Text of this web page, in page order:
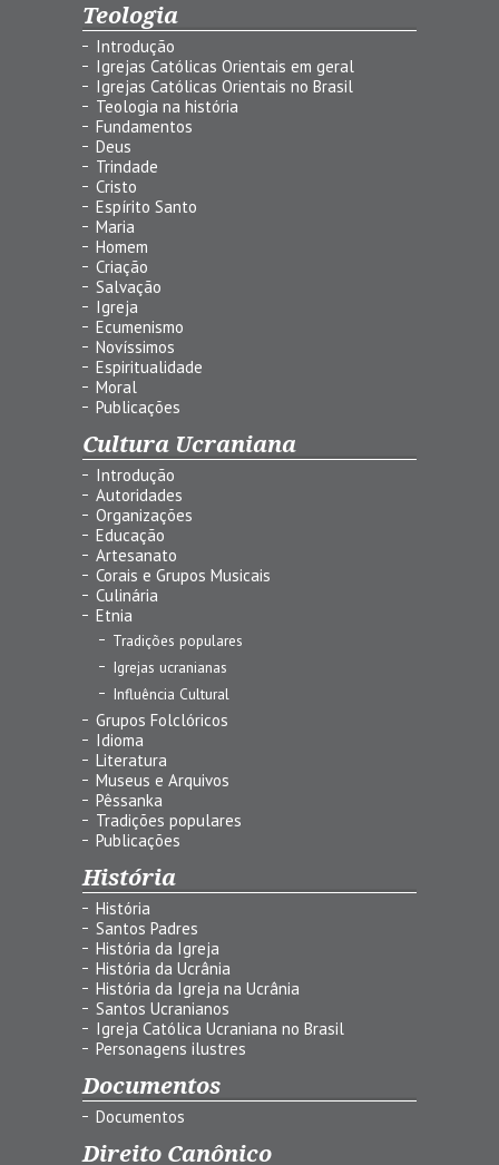
Teologia
Introdução
Igrejas Católicas Orientais em geral
Igrejas Católicas Orientais no Brasil
Teologia na história
Fundamentos
Deus
Trindade
Cristo
Espírito Santo
Maria
Homem
Criação
Salvação
Igreja
Ecumenismo
Novíssimos
Espiritualidade
Moral
Publicações
Cultura Ucraniana
Introdução
Autoridades
Organizações
Educação
Artesanato
Corais e Grupos Musicais
Culinária
Etnia
Tradições populares
Igrejas ucranianas
Influência Cultural
Grupos Folclóricos
Idioma
Literatura
Museus e Arquivos
Pêssanka
Tradições populares
Publicações
História
História
Santos Padres
História da Igreja
História da Ucrânia
História da Igreja na Ucrânia
Santos Ucranianos
Igreja Católica Ucraniana no Brasil
Personagens ilustres
Documentos
Documentos
Direito Canônico